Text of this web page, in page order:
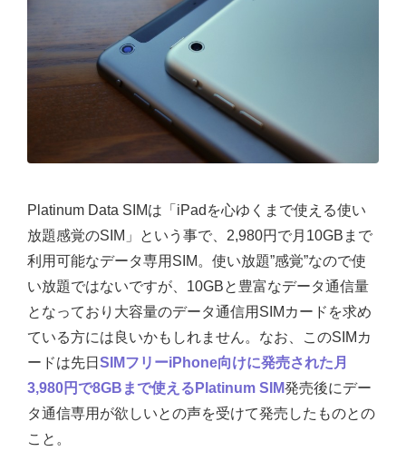
Platinum Data SIMは「iPadを心ゆくまで使える使い
放題感覚のSIM」という事で、2,980円で月10GBまで
利用可能なデータ専用SIM。使い放題”感覚”なので使
い放題ではないですが、10GBと豊富なデータ通信量
となっており大容量のデータ通信用SIMカードを求め
ている方には良いかもしれません。なお、このSIMカ
ードは先日 SIMフリーiPhone向けに発売された月
3,980円で8GBまで使えるPlatinum SIM発売後にデー
タ通信専用が欲しいとの声を受けて発売したものとの
こと。